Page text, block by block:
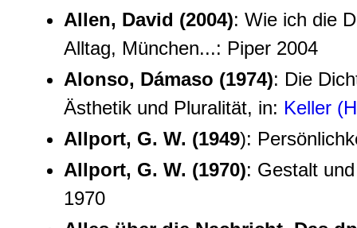
Allen, David (2004): Wie ich die
Alltag, München...: Piper 2004
Alonso, Dámaso (1974): Die
Ästhetik und Pluralität, in: Keller
Allport, G. W. (1949):
Allport, G. W. (1970): Gestalt
1970